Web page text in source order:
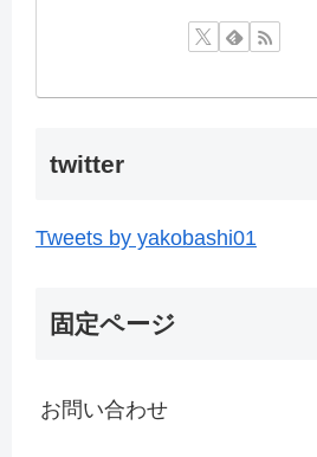
twitter
Tweets by yakobashi01
固定ページ
お問い合わせ